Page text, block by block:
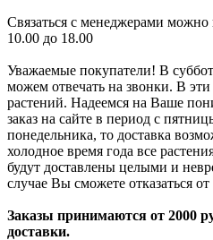
Связаться с менеджерами
10.00 до 18.00
Уважаемые покупатели! В
можем отвечать на звонки. В
растений. Надеемся на Ваше
заказ на сайте в период с
понедельника, то доставка
холодное время года все
будут доставлены целыми и
случае Вы сможете отказаться
Заказы принимаются от 2000
доставки.